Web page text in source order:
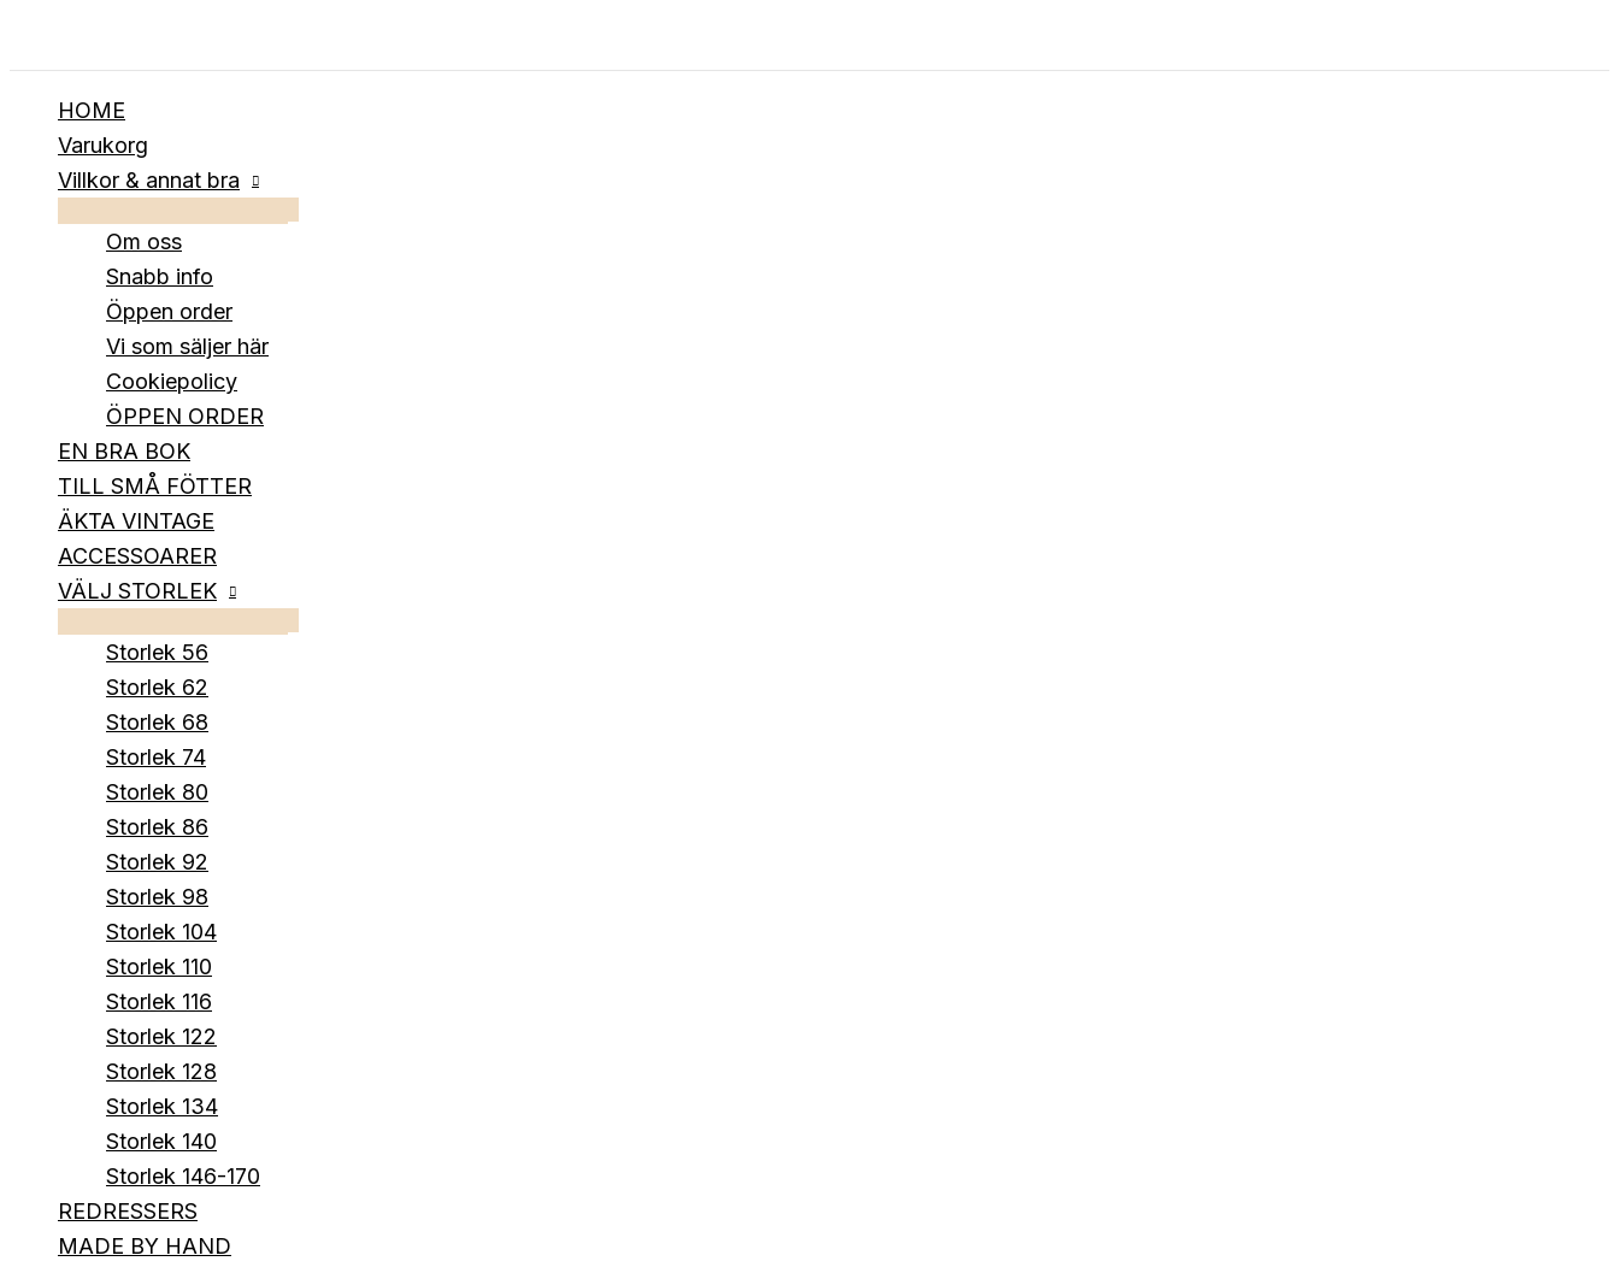
HOME
Varukorg
Villkor & annat bra
Om oss
Snabb info
Öppen order
Vi som säljer här
Cookiepolicy
ÖPPEN ORDER
EN BRA BOK
TILL SMÅ FÖTTER
ÄKTA VINTAGE
ACCESSOARER
VÄLJ STORLEK
Storlek 56
Storlek 62
Storlek 68
Storlek 74
Storlek 80
Storlek 86
Storlek 92
Storlek 98
Storlek 104
Storlek 110
Storlek 116
Storlek 122
Storlek 128
Storlek 134
Storlek 140
Storlek 146-170
REDRESSERS
MADE BY HAND